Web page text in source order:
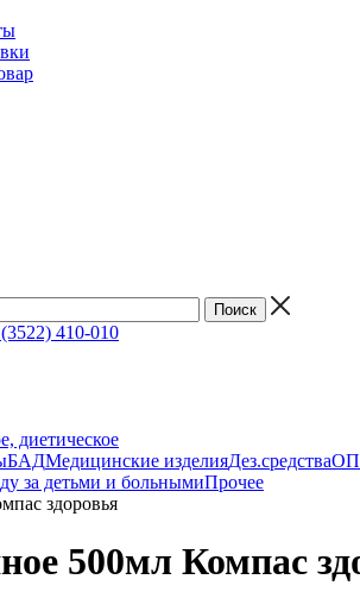
410-010
диетическое
БАДМедицинские изделияДез.средства
за детьми и больнымиПрочее
здоровья
500мл Компас